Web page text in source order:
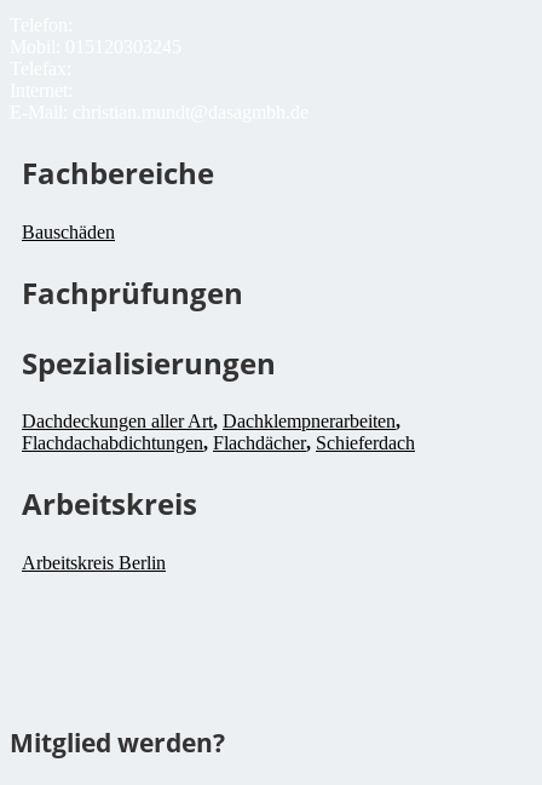
Fachbereiche
Bauschäden
Fachprüfungen
Spezialisierungen
Dachdeckungen aller Art, Dachklempnerarbeiten,
Flachdachabdichtungen, Flachdächer, Schieferdach
Arbeitskreis
Arbeitskreis Berlin
Mitglied werden?